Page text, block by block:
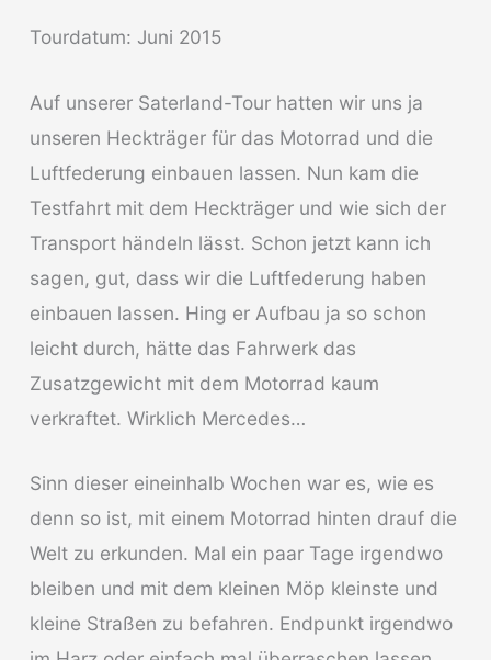
Tourdatum: Juni 2015
Auf unserer Saterland-Tour hatten wir uns ja
unseren Heckträger für das Motorrad und die
Luftfederung einbauen lassen. Nun kam die
Testfahrt mit dem Heckträger und wie sich der
Transport händeln lässt. Schon jetzt kann ich
sagen, gut, dass wir die Luftfederung haben
einbauen lassen. Hing er Aufbau ja so schon
leicht durch, hätte das Fahrwerk das
Zusatzgewicht mit dem Motorrad kaum
verkraftet. Wirklich Mercedes…
Sinn dieser eineinhalb Wochen war es, wie es
denn so ist, mit einem Motorrad hinten drauf die
Welt zu erkunden. Mal ein paar Tage irgendwo
bleiben und mit dem kleinen Möp kleinste und
kleine Straßen zu befahren. Endpunkt irgendwo